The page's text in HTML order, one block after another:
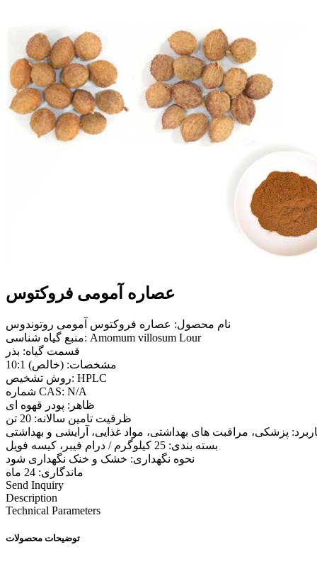
عصاره آمومی فروکتوس
نام محصول: عصاره فروکتوس آمومی روتوندوس
منبع گیاه شناسی: Amomum villosum Lour
قسمت گیاه: بذر
مشخصات: (خالص) 10:1
روش تشخیص: HPLC
شماره CAS: N/A
ظاهر: پودر قهوه ای
ظرفیت تامین سالانه: 20 تن
پزشکی، مراقبت های بهداشتی، مواد غذایی، آرایشی و بهداشتی
بسته بندی: 25 کیلوگرم / درام فیبر، کیسه فویل
نحوه نگهداری: خشک و خنک نگهداری شود
ماندگاری: 24 ماه
Send Inquiry
Description
Technical Parameters
توضیحات محصولات